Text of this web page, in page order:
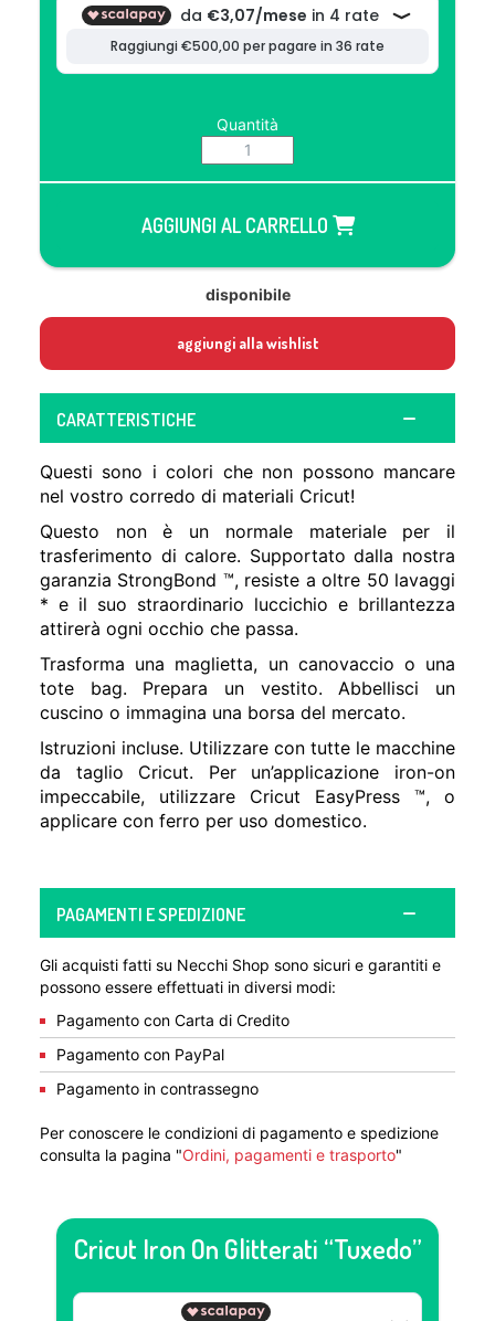
Quantità
AGGIUNGI AL CARRELLO
disponibile
aggiungi alla wishlist
CARATTERISTICHE
Questi sono i colori che non possono mancare
nel vostro corredo di materiali Cricut!
Questo non è un normale materiale per il
trasferimento di calore. Supportato dalla nostra
garanzia StrongBond ™, resiste a oltre 50 lavaggi
* e il suo straordinario luccichio e brillantezza
attirerà ogni occhio che passa.
Trasforma una maglietta, un canovaccio o una
tote bag. Prepara un vestito. Abbellisci un
cuscino o immagina una borsa del mercato.
Istruzioni incluse. Utilizzare con tutte le macchine
da taglio Cricut. Per un’applicazione iron-on
impeccabile, utilizzare Cricut EasyPress ™, o
applicare con ferro per uso domestico.
PAGAMENTI E SPEDIZIONE
Gli acquisti fatti su Necchi Shop sono sicuri e garantiti e
possono essere effettuati in diversi modi:
Pagamento con Carta di Credito
Pagamento con PayPal
Pagamento in contrassegno
Per conoscere le condizioni di pagamento e spedizione
consulta la pagina "Ordini, pagamenti e trasporto"
Cricut Iron On Glitterati “Tuxedo”